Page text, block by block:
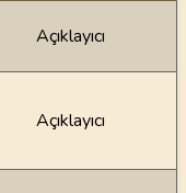
Açıklayıcı
Açıklayıcı